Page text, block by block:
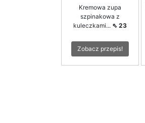
Kremowa zupa
szpinakowa z
kuleczkami... ⇖ 23
Zobacz przepis!